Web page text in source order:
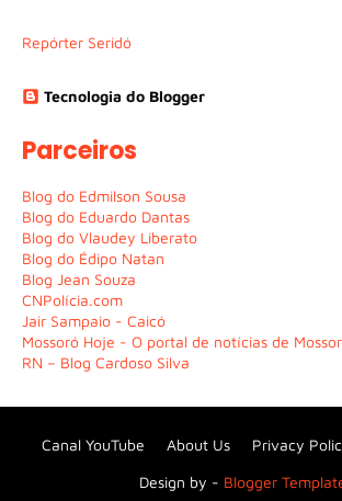
Repórter Seridó
Tecnologia do Blogger
Parceiros
Blog do Edmilson Sousa
Blog do Eduardo Dantas
Blog do Vlaudey Liberato
Blog do Édipo Natan
Blog Jean Souza
CNPolícia.com
Jair Sampaio - Caicó
Mossoró Hoje - O portal de notícias de
RN – Blog Cardoso Silva
Design by - Blogger
Canal YouTube About Us Privacy